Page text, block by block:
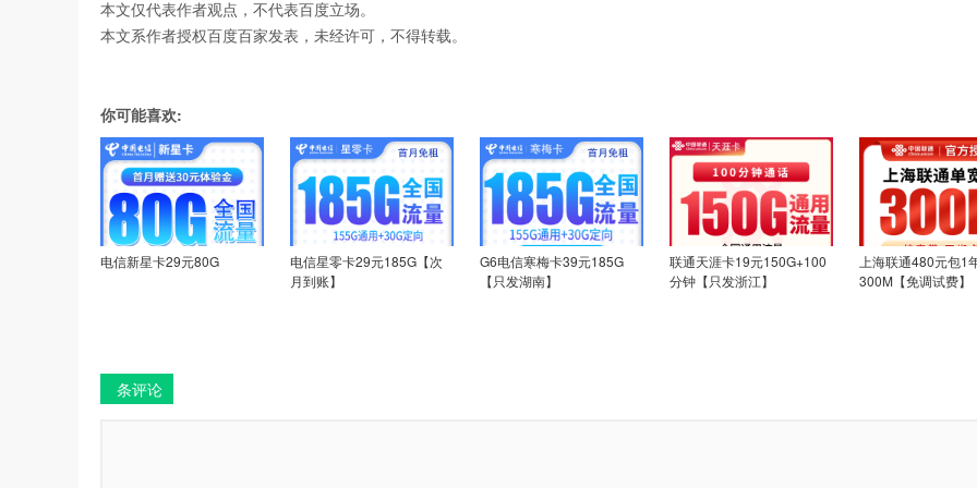
本文仅代表作者观点，不代表百度立场。
本文系作者授权百度百家发表，未经许可，不得转载。
你可能喜欢:
电信新星卡29元80G
电信星零卡29元185G【次
月到账】
G6电信寒梅卡39元185G
【只发湖南】
联通天涯卡19元150G+100
分钟【只发浙江】
上海联通480元包1
300M【免调试费】
条评论